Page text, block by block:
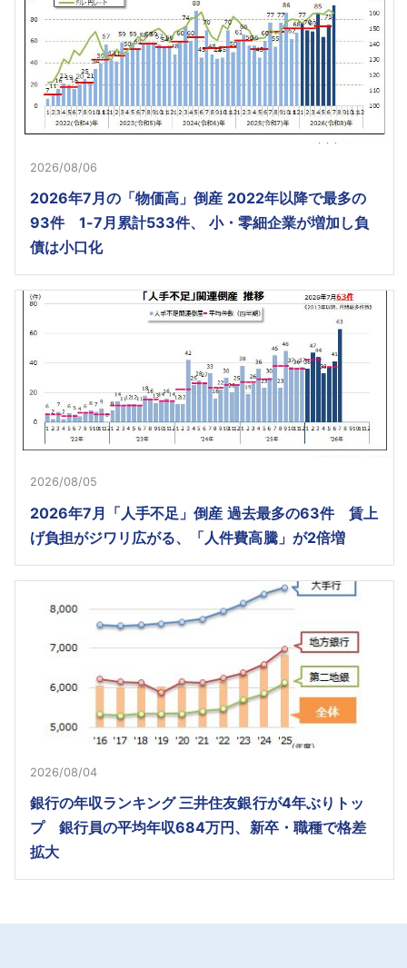
2026/08/06
2026年7月の「物価高」倒産 2022年以降で最多の
93件 1-7月累計533件、 小・零細企業が増加し負
債は小口化
2026/08/05
2026年7月「人手不足」倒産 過去最多の63件 賃上
げ負担がジワリ広がる、「人件費高騰」が2倍増
2026/08/04
銀行の年収ランキング 三井住友銀行が4年ぶりトッ
プ 銀行員の平均年収684万円、新卒・職種で格差
拡大